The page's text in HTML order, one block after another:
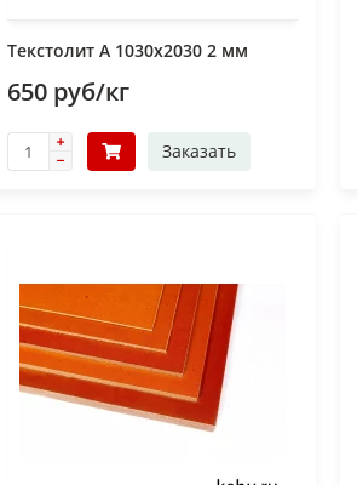
Текстолит А 1030х2030 2 мм
650 руб/кг
Заказать